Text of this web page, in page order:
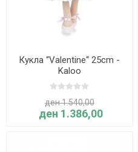
Кукла “Valentine“ 25cm -
Kaloo
ден 1.540,00
ден 1.386,00